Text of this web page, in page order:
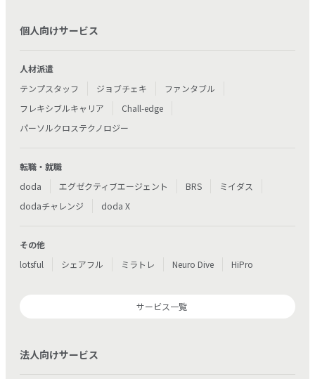
個人向けサービス
人材派遣
テンプスタッフ
ジョブチェキ
ファンタブル
フレキシブルキャリア
Chall-edge
パーソルクロステクノロジー
転職・就職
doda
エグゼクティブエージェント BRS
ミイダス
dodaチャレンジ
doda X
その他
lotsful
シェアフル ミラトレ Neuro Dive HiPro
サービス一覧
法人向けサービス